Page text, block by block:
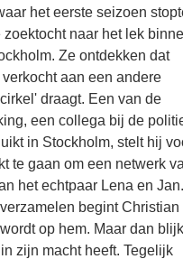
het eerste seizoen
naar het lek
Ze ontdekken dat
verkocht aan een andere
draagt. Een van de
een collega bij de
in Stockholm, stelt hij
te gaan om een netwerk
het echtpaar Lena en Jan.
begint Christian
op hem. Maar dan
zijn macht heeft. Tegelijk